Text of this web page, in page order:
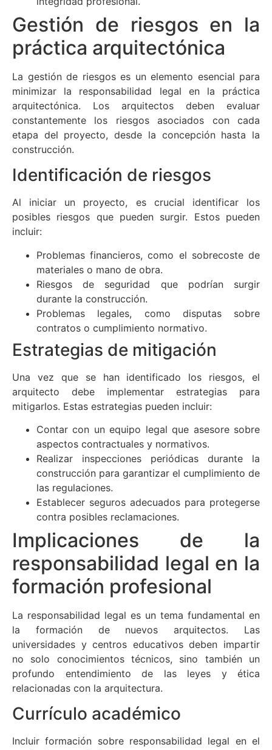
Gestión de riesgos en la
práctica arquitectónica
La gestión de riesgos es un elemento esencial para
minimizar la responsabilidad legal en la práctica
arquitectónica. Los arquitectos deben evaluar
constantemente los riesgos asociados con cada
etapa del proyecto, desde la concepción hasta la
construcción.
Identificación de riesgos
Al iniciar un proyecto, es crucial identificar los
posibles riesgos que pueden surgir. Estos pueden
incluir:
Problemas financieros, como el sobrecoste de
materiales o mano de obra.
Riesgos de seguridad que podrían surgir
durante la construcción.
Problemas legales, como disputas sobre
contratos o cumplimiento normativo.
Estrategias de mitigación
Una vez que se han identificado los riesgos, el
arquitecto debe implementar estrategias para
mitigarlos. Estas estrategias pueden incluir:
Contar con un equipo legal que asesore sobre
aspectos contractuales y normativos.
Realizar inspecciones periódicas durante la
construcción para garantizar el cumplimiento de
las regulaciones.
Establecer seguros adecuados para protegerse
contra posibles reclamaciones.
Implicaciones de la
responsabilidad legal en la
formación profesional
La responsabilidad legal es un tema fundamental en
la formación de nuevos arquitectos. Las
universidades y centros educativos deben impartir
no solo conocimientos técnicos, sino también un
profundo entendimiento de las leyes y ética
relacionadas con la arquitectura.
Currículo académico
Incluir formación sobre responsabilidad legal en el